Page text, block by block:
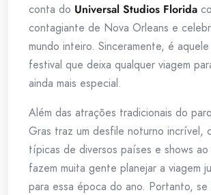
conta do Universal Studios Florida
contagiante de Nova Orleans e
mundo inteiro. Sinceramente, é
festival que deixa qualquer viagem
ainda mais especial.
Além das atrações tradicionais do
Gras traz um desfile noturno incrível,
típicas de diversos países e shows ao
fazem muita gente planejar a viagem
para essa época do ano. Portanto,